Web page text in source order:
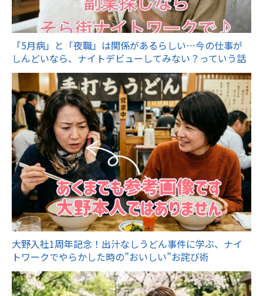
「5月病」と「夜職」は関係があるらしい…今の仕事が
しんどいなら、ナイトデビューしてみない？っていう話
大野入社1周年記念！出汁なしうどん事件に学ぶ、ナイ
トワークでやらかした時の”おいしい”お詫び術